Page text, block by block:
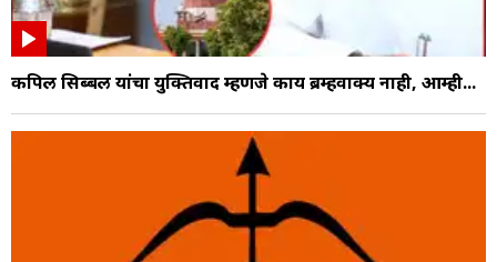
कपिल सिब्बल यांचा युक्तिवाद म्हणजे काय ब्रम्हवाक्य नाही, आम्ही...